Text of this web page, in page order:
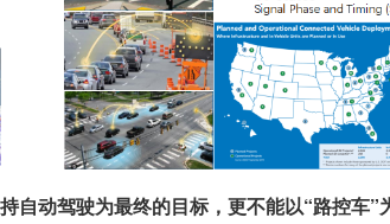
自动驾驶为最终的目标，更不能以“路控车”